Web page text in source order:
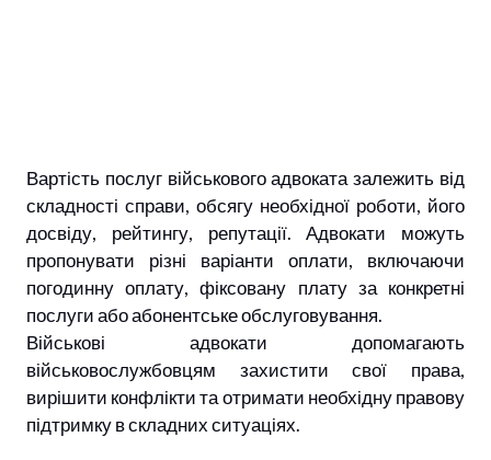
Вартість послуг військового адвоката залежить від
складності справи, обсягу необхідної роботи, його
досвіду, рейтингу, репутації. Адвокати можуть
пропонувати різні варіанти оплати, включаючи
погодинну оплату, фіксовану плату за конкретні
послуги або абонентське обслуговування.
Військові адвокати допомагають
військовослужбовцям захистити свої права,
вирішити конфлікти та отримати необхідну правову
підтримку в складних ситуаціях.